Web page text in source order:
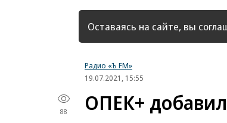
страница
Оставаясь на сайте, вы
Радио «Ъ FM»
19.07.2021, 15:55
88 ОПЕК+